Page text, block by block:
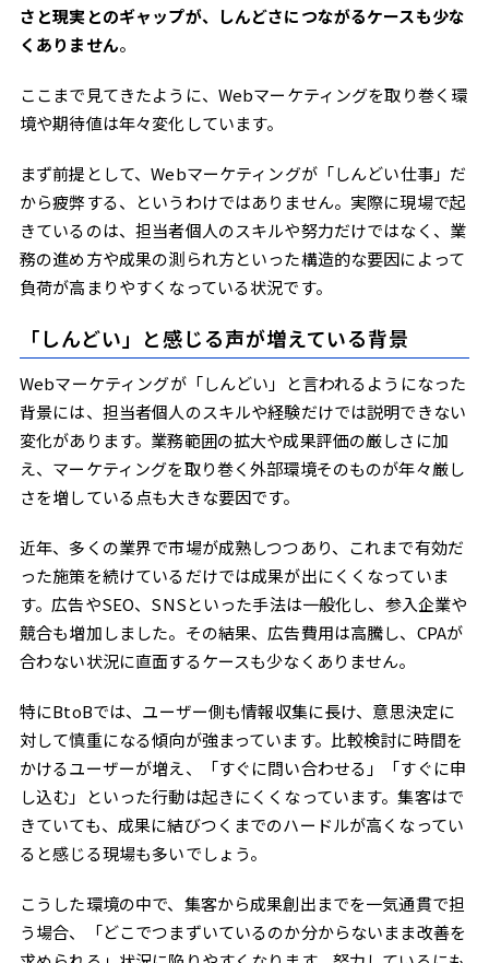
さと現実とのギャップが、しんどさにつながるケースも少な
くありません。
ここまで見てきたように、Webマーケティングを取り巻く環
境や期待値は年々変化しています。
まず前提として、Webマーケティングが「しんどい仕事」だ
から疲弊する、というわけではありません。実際に現場で起
きているのは、担当者個人のスキルや努力だけではなく、業
務の進め方や成果の測られ方といった構造的な要因によって
負荷が高まりやすくなっている状況です。
「しんどい」と感じる声が増えている背景
Webマーケティングが「しんどい」と言われるようになった
背景には、担当者個人のスキルや経験だけでは説明できない
変化があります。業務範囲の拡大や成果評価の厳しさに加
え、マーケティングを取り巻く外部環境そのものが年々厳し
さを増している点も大きな要因です。
近年、多くの業界で市場が成熟しつつあり、これまで有効だ
った施策を続けているだけでは成果が出にくくなっていま
す。広告やSEO、SNSといった手法は一般化し、参入企業や
競合も増加しました。その結果、広告費用は高騰し、CPAが
合わない状況に直面するケースも少なくありません。
特にBtoBでは、ユーザー側も情報収集に長け、意思決定に
対して慎重になる傾向が強まっています。比較検討に時間を
かけるユーザーが増え、「すぐに問い合わせる」「すぐに申
し込む」といった行動は起きにくくなっています。集客はで
きていても、成果に結びつくまでのハードルが高くなってい
ると感じる現場も多いでしょう。
こうした環境の中で、集客から成果創出までを一気通貫で担
う場合、「どこでつまずいているのか分からないまま改善を